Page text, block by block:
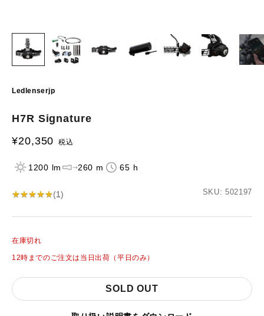
Ledlenserjp
H7R Signature
セール価格
¥20,350 税込
1200 lm 260 m 65 h
★★★★★
★★★★★(1) SKU: 502197
在庫切れ
12時までのご注文は当日出荷（平日のみ）
SOLD OUT